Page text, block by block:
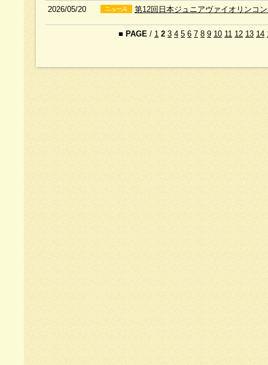
2026/05/20 第12回日本ジュニアヴァイオリンコ
■ PAGE / 1 2 3 4 5 6 7 8 9 10 11 12 13 14